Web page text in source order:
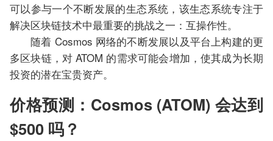
可以参与一个不断发展的生态系统，该生态系统专注于
解决区块链技术中最重要的挑战之一：互操作性。
随着 Cosmos 网络的不断发展以及平台上构建的更
多区块链，对 ATOM 的需求可能会增加，使其成为长期
投资的潜在宝贵资产。
价格预测：Cosmos (ATOM) 会达到
$500 吗？